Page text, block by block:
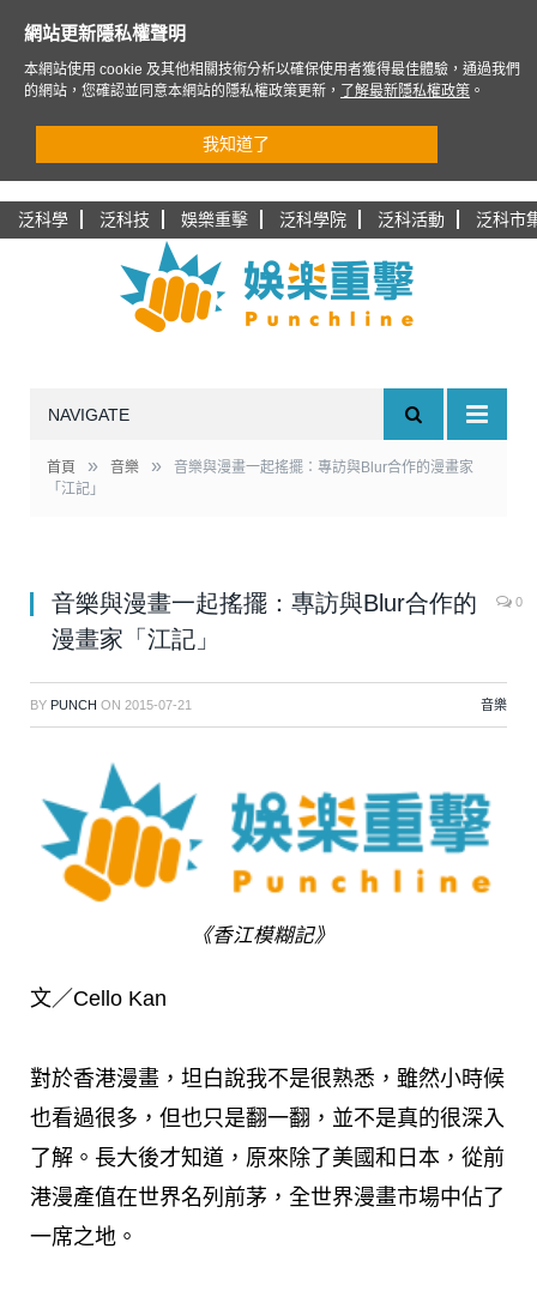
泛科學 泛科技 娛樂重擊 泛科學院 泛科活動 泛科市
NAVIGATE
首頁 » 音樂 »
音樂與漫畫一起搖擺：專訪與Blur合作的漫畫家
「江記」
音樂與漫畫一起搖擺：專訪與Blur合作的
漫畫家「江記」
0
BY PUNCH ON 2015-07-21 音樂
《香江模糊記》
文／Cello Kan
對於香港漫畫，坦白說我不是很熟悉，雖然小時候
也看過很多，但也只是翻一翻，並不是真的很深入
了解。長大後才知道，原來除了美國和日本，從前
港漫產值在世界名列前茅，全世界漫畫市場中佔了
一席之地。
網站更新隱私權聲明
本網站使用 cookie 及其他相關技術分析以確保使用者獲得最佳體驗，通過我們
的網站，您確認並同意本網站的隱私權政策更新，
了解最新隱私權政策 。
我知道了